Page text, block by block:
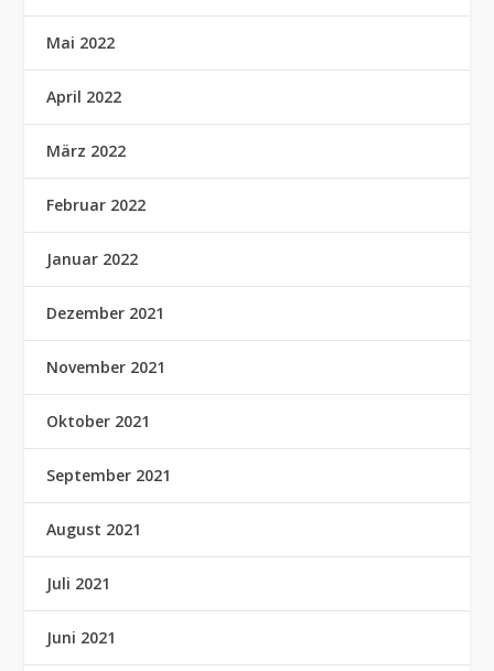
Mai 2022
April 2022
März 2022
Februar 2022
Januar 2022
Dezember 2021
November 2021
Oktober 2021
September 2021
August 2021
Juli 2021
Juni 2021